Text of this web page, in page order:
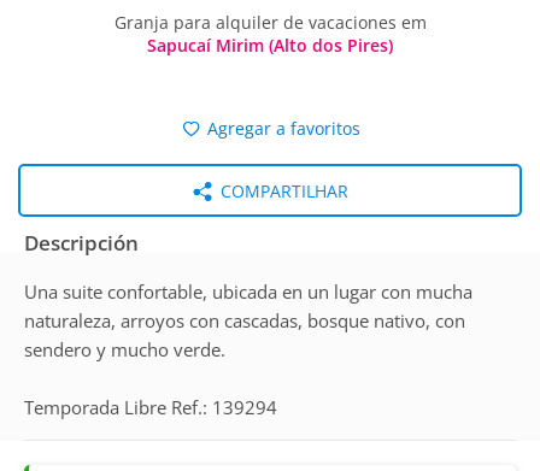
Granja para alquiler de vacaciones em
Sapucaí Mirim (Alto dos Pires)
Agregar a favoritos
COMPARTILHAR
Descripción
Una suite confortable, ubicada en un lugar con mucha
naturaleza, arroyos con cascadas, bosque nativo, con
sendero y mucho verde.
Temporada Libre Ref.: 139294